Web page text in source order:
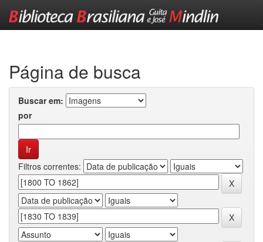
Página de busca
Buscar em:
por
Filtros correntes: